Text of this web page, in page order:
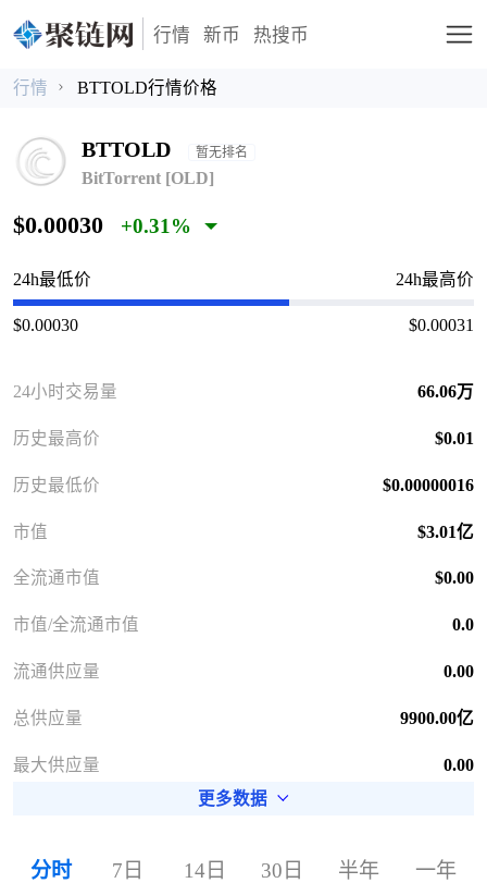
行情 新币 热搜币
行情 BTTOLD行情价格
BTTOLD 暂无排名
BitTorrent [OLD]
$0.00030 +0.31%
24h最低价 24h最高价
$0.00030 $0.00031
24小时交易量 66.06万
历史最高价 $0.01
历史最低价 $0.00000016
市值 $3.01亿
全流通市值 $0.00
市值/全流通市值 0.0
流通供应量 0.00
总供应量 9900.00亿
最大供应量
0.00
更多数据
分时 7日 14日 30日 半年 一年